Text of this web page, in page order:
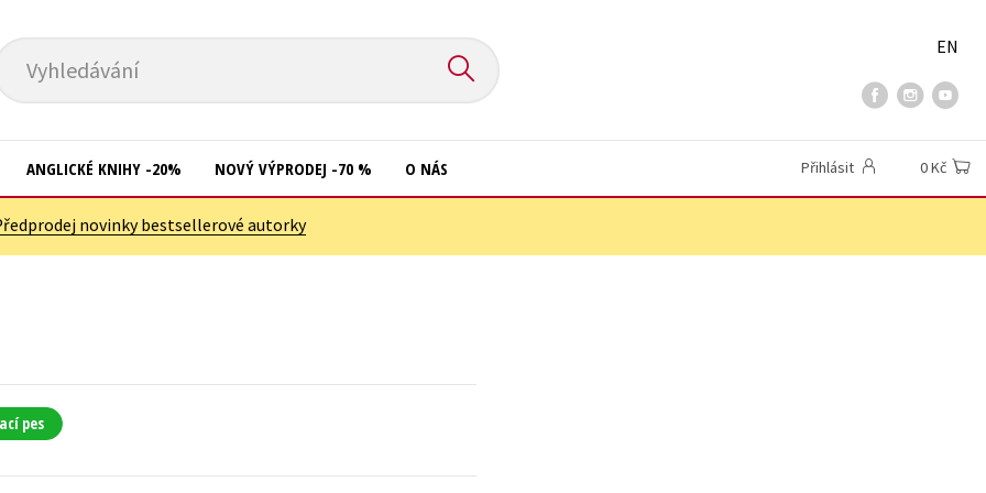
Vyhledávání
EN
ANGLICKÉ KNIHY -20% NOVÝ VÝPRODEJ -70 % O NÁS Přihlásit 0 Kč
novinky bestsellerové autorky
pes